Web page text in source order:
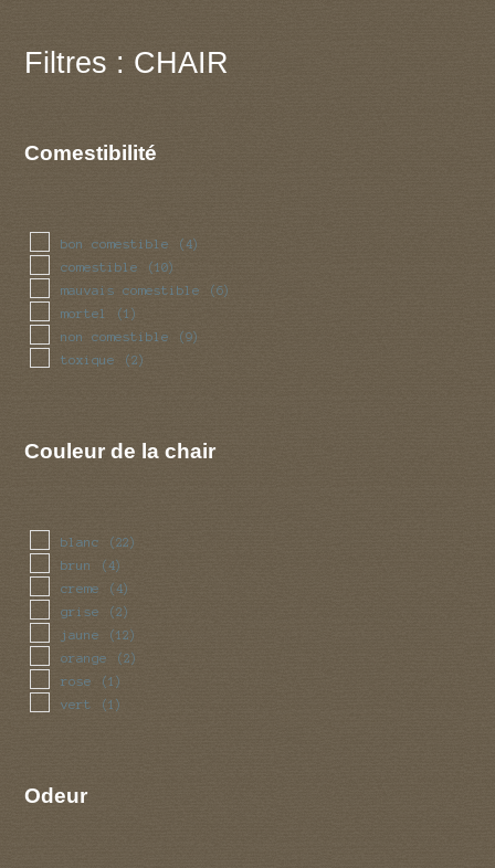
Filtres : CHAIR
Comestibilité
bon comestible (4)
comestible (10)
mauvais comestible (6)
mortel (1)
non comestible (9)
toxique (2)
Couleur de la chair
blanc (22)
brun (4)
creme (4)
grise (2)
jaune (12)
orange (2)
rose (1)
vert (1)
Odeur